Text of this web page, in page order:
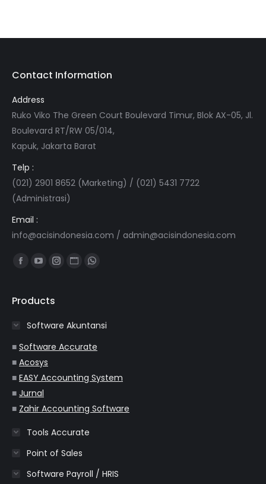
Contact Information
Address
Ruko Viko The Green Court Boulevard Timur, Blok AX-05, Jl.
Boulevard RT/RW 05/014,
Kapuk, Jakarta Barat
Telp :
(021) 2901 8652 (Marketing) / (021) 5431 7722
(Administrasi)
Email :
info@acisindonesia.com / admin@acisindonesia.com
Find us on:
Facebook
opens
new
window
YouTube
opens
new
window
Instagram
new
window
Website
new
window
Whatsapp
new
window
Products
Software Akuntansi
■ Software Accurate
■ Acosys
■ EASY Accounting System
■ Jurnal
■ Zahir Accounting Software
Tools Accurate
Point of Sales
Software Payroll / HRIS